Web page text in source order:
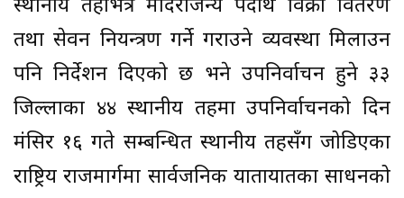
स्थानीय तहभित्र मदिराजन्य पदार्थ विक्री वितरण
तथा सेवन नियन्त्रण गर्ने गराउने व्यवस्था मिलाउन
पनि निर्देशन दिएको छ भने उपनिर्वाचन हुने ३३
जिल्लाका ४४ स्थानीय तहमा उपनिर्वाचनको दिन
मंसिर १६ गते सम्बन्धित स्थानीय तहसँग जोडिएका
राष्ट्रिय राजमार्गमा सार्वजनिक यातायातका साधनको